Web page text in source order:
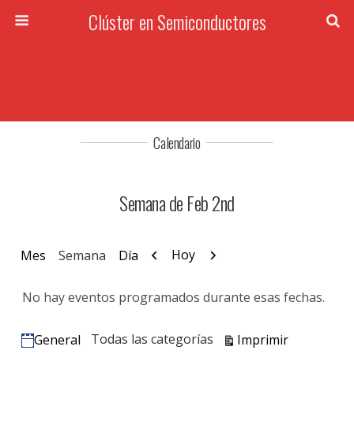
Clúster en Semiconductores
Calendario
Semana de Feb 2nd
Mes Semana Día Anterior
Hoy Siguiente
No hay eventos programados durante esas fechas.
Categorías
General Todas las categorías ImprimirVistas